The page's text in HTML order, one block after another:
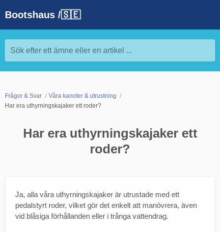
Bootshaus /🇸🇪
Sök efter ett ämne eller en artikel ...
Frågor & Svar
Våra kanoter & utrustning
Har era uthyrningskajaker ett roder?
Har era uthyrningskajaker ett
roder?
Ja, alla våra uthyrningskajaker är utrustade med ett
pedalstyrt roder, vilket gör det enkelt att manövrera, även
vid blåsiga förhållanden eller i trånga vattendrag.